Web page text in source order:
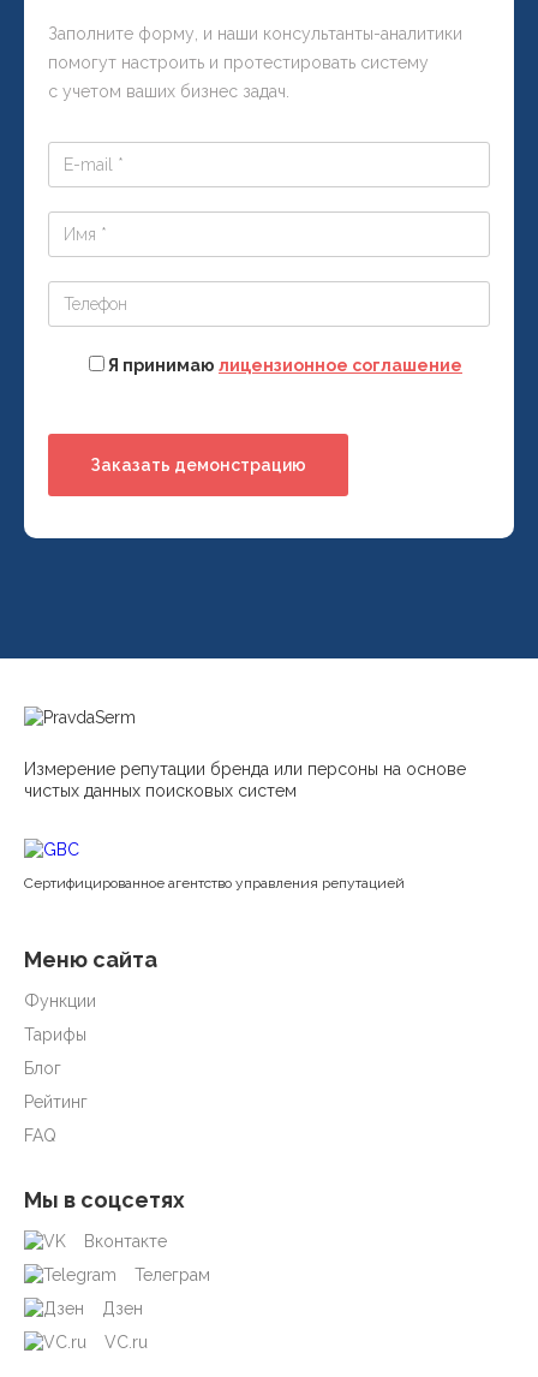
Заполните форму, и наши консультанты-аналитики
помогут настроить и протестировать систему
с учетом ваших бизнес задач.
Я принимаю лицензионное соглашение
Измерение репутации бренда или персоны на основе
чистых данных поисковых систем
Cертифицированное агентство управления репутацией
Меню сайта
Функции
Тарифы
Блог
Рейтинг
FAQ
Мы в соцсетях
Вконтакте
Телеграм
Дзен
VC.ru